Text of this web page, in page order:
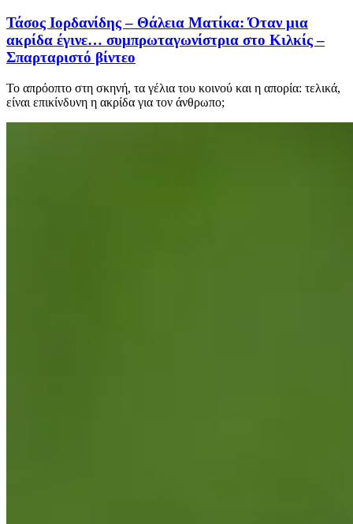
Τάσος Ιορδανίδης – Θάλεια Ματίκα: Όταν μια
ακρίδα έγινε… συμπρωταγωνίστρια στο Κιλκίς –
Σπαρταριστό βίντεο
Το απρόοπτο στη σκηνή, τα γέλια του κοινού και η απορία: τελικά,
είναι επικίνδυνη η ακρίδα για τον άνθρωπο;